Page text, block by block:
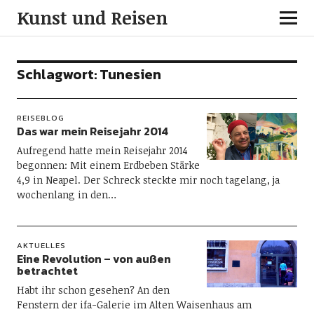
Kunst und Reisen
Schlagwort:Tunesien
REISEBLOG
Das war mein Reisejahr 2014
Aufregend hatte mein Reisejahr 2014
begonnen: Mit einem Erdbeben Stärke
4,9 in Neapel. Der Schreck steckte mir noch tagelang, ja
wochenlang in den…
AKTUELLES
Eine Revolution – von außen
betrachtet
Habt ihr schon gesehen? An den
Fenstern der ifa-Galerie im Alten Waisenhaus am